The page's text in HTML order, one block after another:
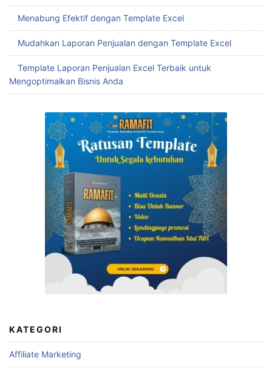
Menabung Efektif dengan Template Excel
Mudahkan Laporan Penjualan dengan Template Excel
Template Laporan Penjualan Excel Terbaik untuk
Mengoptimalkan Bisnis Anda
KATEGORI
Affiliate Marketing